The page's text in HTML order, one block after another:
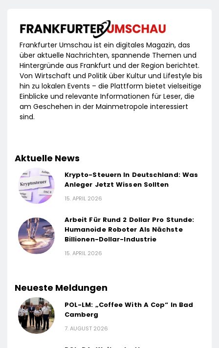
Frankfurter Umschau ist ein digitales Magazin, das
über aktuelle Nachrichten, spannende Themen und
Hintergründe aus Frankfurt und der Region berichtet.
Von Wirtschaft und Politik über Kultur und Lifestyle bis
hin zu lokalen Events – die Plattform bietet vielseitige
Einblicke und relevante Informationen für Leser, die
am Geschehen in der Mainmetropole interessiert
sind.
Aktuelle News
Krypto-Steuern In Deutschland: Was
Anleger Jetzt Wissen Sollten
15. APRIL 2026
Arbeit Für Rund 2 Dollar Pro Stunde:
Humanoide Roboter Als Nächste
Billionen-Dollar-Industrie
15. APRIL 2026
Neueste Meldungen
POL-LM: „Coffee With A Cop“ In Bad
Camberg
7. AUGUST 2026